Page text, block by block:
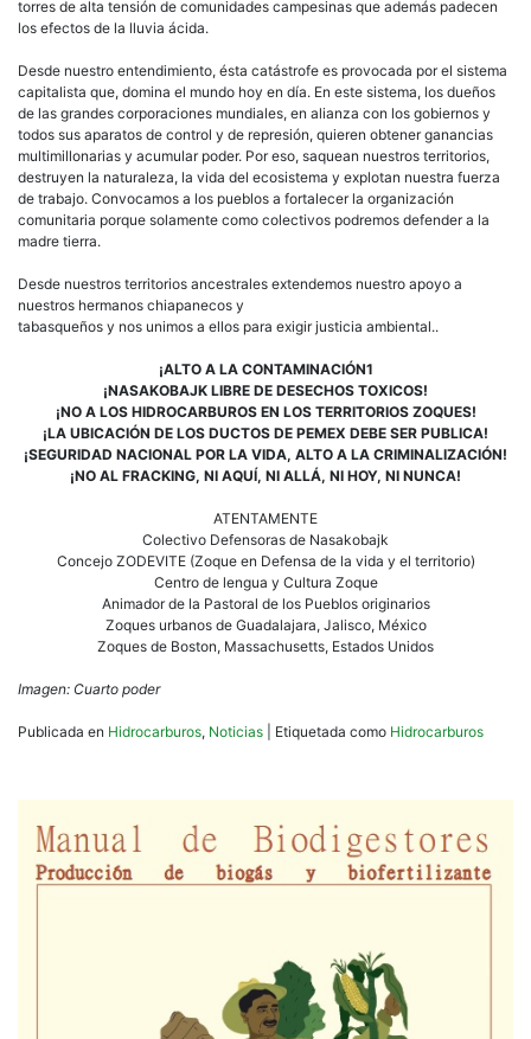
torres de alta tensión de comunidades campesinas que además padecen
los efectos de la lluvia ácida.
Desde nuestro entendimiento, ésta catástrofe es provocada por el sistema
capitalista que, domina el mundo hoy en día. En este sistema, los dueños
de las grandes corporaciones mundiales, en alianza con los gobiernos y
todos sus aparatos de control y de represión, quieren obtener ganancias
multimillonarias y acumular poder. Por eso, saquean nuestros territorios,
destruyen la naturaleza, la vida del ecosistema y explotan nuestra fuerza
de trabajo. Convocamos a los pueblos a fortalecer la organización
comunitaria porque solamente como colectivos podremos defender a la
madre tierra.
Desde nuestros territorios ancestrales extendemos nuestro apoyo a
nuestros hermanos chiapanecos y
tabasqueños y nos unimos a ellos para exigir justicia ambiental..
¡ALTO A LA CONTAMINACIÓN1
¡NASAKOBAJK LIBRE DE DESECHOS TOXICOS!
¡NO A LOS HIDROCARBUROS EN LOS TERRITORIOS ZOQUES!
¡LA UBICACIÓN DE LOS DUCTOS DE PEMEX DEBE SER PUBLICA!
¡SEGURIDAD NACIONAL POR LA VIDA, ALTO A LA CRIMINALIZACIÓN!
¡NO AL FRACKING, NI AQUÍ, NI ALLÁ, NI HOY, NI NUNCA!
ATENTAMENTE
Colectivo Defensoras de Nasakobajk
Concejo ZODEVITE (Zoque en Defensa de la vida y el territorio)
Centro de lengua y Cultura Zoque
Animador de la Pastoral de los Pueblos originarios
Zoques urbanos de Guadalajara, Jalisco, México
Zoques de Boston, Massachusetts, Estados Unidos
Imagen: Cuarto poder
Publicada en Hidrocarburos, Noticias Etiquetada como Hidrocarburos